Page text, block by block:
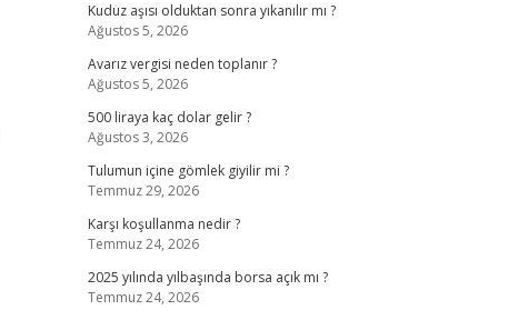
Kuduz aşısı olduktan sonra yıkanılır mı ?
Ağustos 5, 2026
Avarız vergisi neden toplanır ?
Ağustos 5, 2026
500 liraya kaç dolar gelir ?
Ağustos 3, 2026
Tulumun içine gömlek giyilir mi ?
Temmuz 29, 2026
Karşı koşullanma nedir ?
Temmuz 24, 2026
2025 yılında yılbaşında borsa açık mı ?
Temmuz 24, 2026